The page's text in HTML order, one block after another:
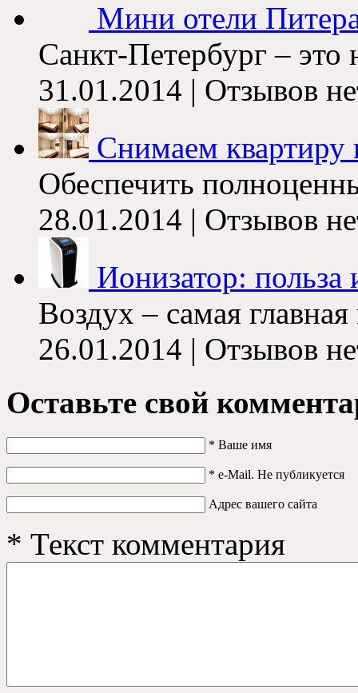
Мини отели
Санкт-Петербург –
31.01.2014 | Отзывов
Снимаем квартиру
Обеспечить
28.01.2014 | Отзывов
Ионизатор: польза
Воздух – самая
26.01.2014 | Отзывов
Оставьте свой
* Ваше имя
* e-Mail. Не публикуется
Адрес вашего сайта
* Текст комментария